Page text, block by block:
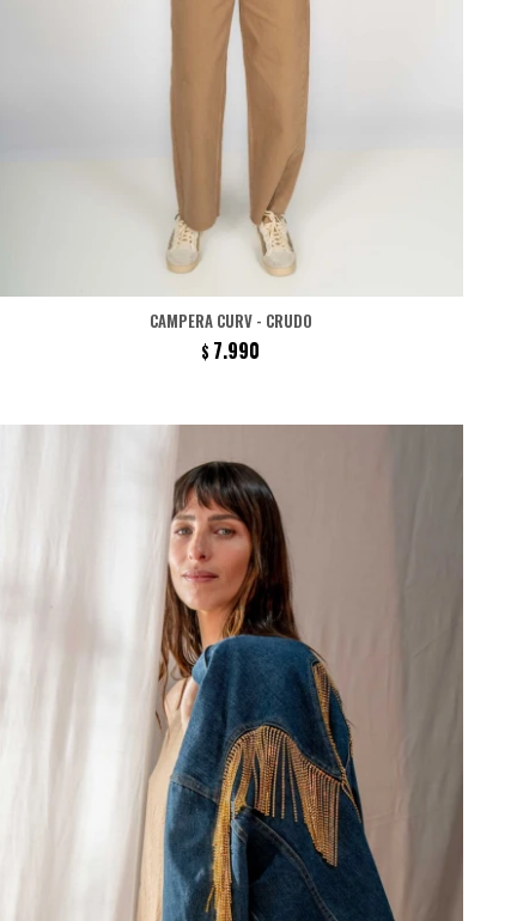
CAMPERA CURV - CRUDO
$ 7.990